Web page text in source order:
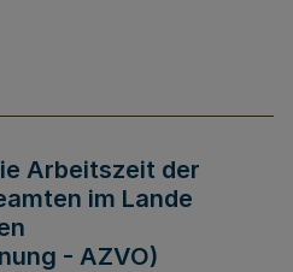
Arbeitszeit der
im Lande
- AZVO)